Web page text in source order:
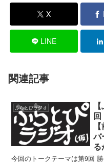
X
LINE
関連記事
ふらとぴラジオ
バ
る
今回のトークテーマは第9回